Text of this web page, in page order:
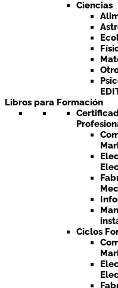
Ciencias
Libros para Formación
Ciclos